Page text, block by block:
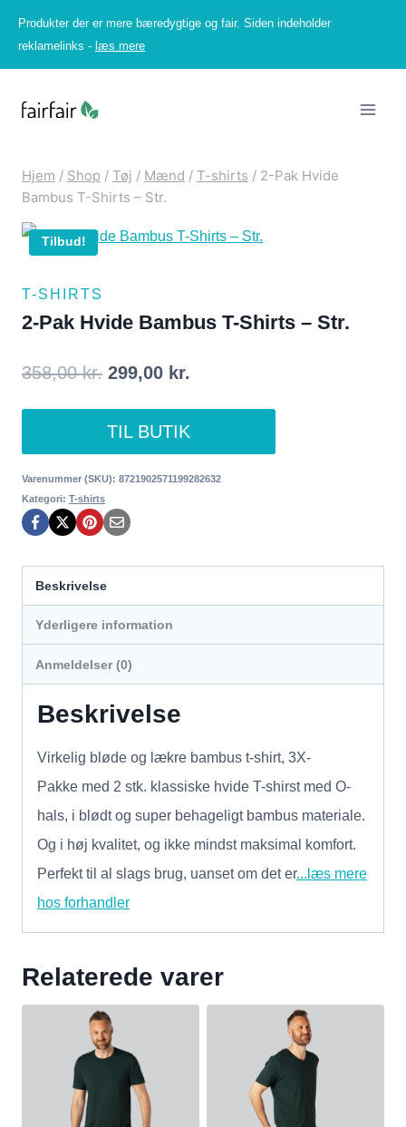
indhold
Produkter der er mere bæredygtige og fair. Siden indeholder
reklamelinks - læs mere
Hjem / Shop / Tøj / Mænd / T-shirts / 2-Pak Hvide
Bambus T-Shirts – Str.
Tilbud!
T-SHIRTS
2-Pak Hvide Bambus T-Shirts – Str.
358,00kr. Den
oprindelige
pris
var:
358,00 kr..
299,00 kr.
aktuelle
pris
er:
TIL BUTIK
Varenummer (SKU): 8721902571199282632
Kategori: T-shirts
Beskrivelse
Yderligere information
Anmeldelser (0)
Beskrivelse
Virkelig bløde og lækre bambus t-shirt, 3X-
Pakke med 2 stk. klassiske hvide T-shirst med O-
hals, i blødt og super behageligt bambus materiale.
Og i høj kvalitet, og ikke mindst maksimal komfort.
Perfekt til al slags brug, uanset om det er...læs mere
hos forhandler
Relaterede varer